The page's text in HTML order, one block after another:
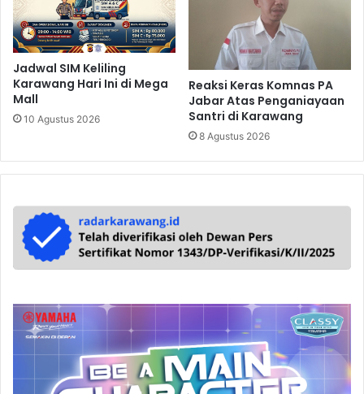
Jadwal SIM Keliling
Karawang Hari Ini di Mega
Mall
10 Agustus 2026
Reaksi Keras Komnas PA
Jabar Atas Penganiayaan
Santri di Karawang
8 Agustus 2026